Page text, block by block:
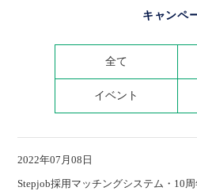
キャンペ
全て
イベント
2022年07月08日
Stepjob採用マッチングシステム・10